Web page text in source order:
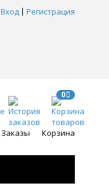
Вход Регистрация
Заказы
0
Корзина